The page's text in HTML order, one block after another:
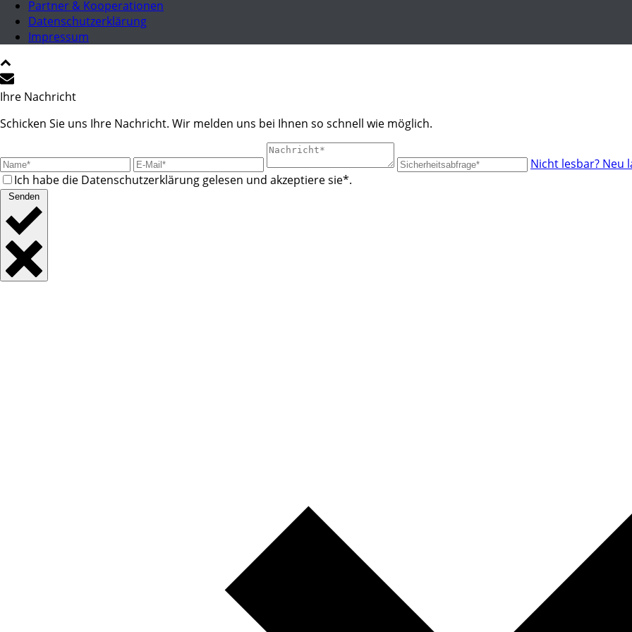
Partner & Kooperationen
Datenschutzerklärung
Impressum
Ihre Nachricht
Schicken Sie uns Ihre Nachricht. Wir melden uns bei Ihnen so schnell wie möglich.
Nicht lesbar? Neu
Ich habe die Datenschutzerklärung gelesen und akzeptiere sie*.
Senden